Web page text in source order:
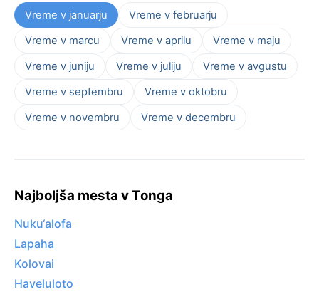
Vreme v januarju
Vreme v februarju
Vreme v marcu
Vreme v aprilu
Vreme v maju
Vreme v juniju
Vreme v juliju
Vreme v avgustu
Vreme v septembru
Vreme v oktobru
Vreme v novembru
Vreme v decembru
Najboljša mesta v Tonga
Nuku‘alofa
Lapaha
Kolovai
Haveluloto